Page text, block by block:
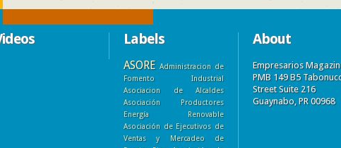
Labels
ASORE Administracion de
Fomento Industrial
Asociacion de Alcaldes
Asociación Productores
Energía Renovable
Asociación de Ejecutivos de
Ventas y Mercadeo de
About
Empresarios
PMB 149 B5
Street Suite 216
Guaynabo, PR 00968